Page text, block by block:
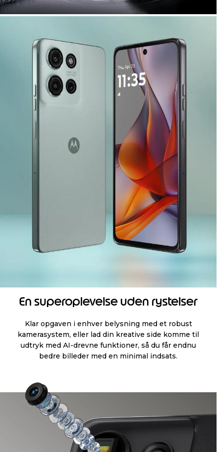
En superoplevelse uden rystelser
Klar opgaven i enhver belysning med et robust
kamerasystem, eller lad din kreative side komme til
udtryk med AI-drevne funktioner, så du får endnu
bedre billeder med en minimal indsats.